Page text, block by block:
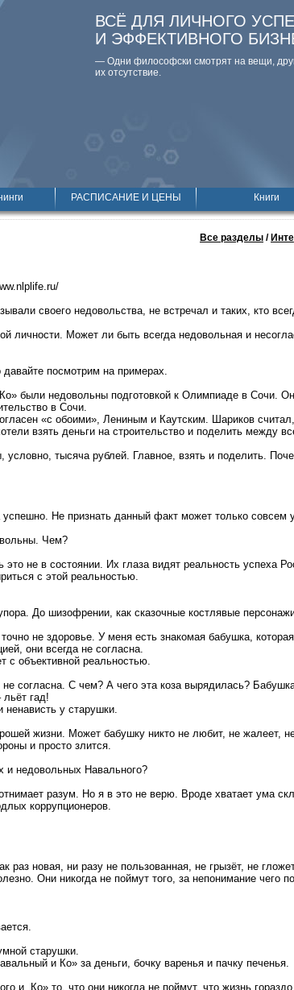
ВСЁ ДЛЯ ЛИЧНОГО
И ЭФФЕКТИВНОГО
— Одни философски смотpят на вещи,
их отсутствие.
РАСПИСАНИЕ И ЦЕНЫ Книги
Все разделы /
своего недовольства, не встречал и таких, кто
личности. Может ли быть всегда недовольная и
посмотрим на примерах.
были недовольны подготовкой к Олимпиаде в Сочи.
в Сочи.
«с обоими», Лениным и Каутским. Шариков
взять деньги на строительство и поделить между
тысяча рублей. Главное, взять и поделить.
Не признать данный факт может только совсем
Чем?
не в состоянии. Их глаза видят реальность успеха
с этой реальностью.
До шизофрении, как сказочные костлявые
не здоровье. У меня есть знакомая бабушка,
они всегда не согласна.
с объективной реальностью.
согласна. С чем? А чего эта коза вырядилась?
гад!
ненависть у старушки.
жизни. Может бабушку никто не любит, не жалеет,
и просто злится.
и недовольных Навального?
отнимает разум. Но я в это не верю. Вроде хватает ума
коррупционеров.
новая, ни разу не пользованная, не грызёт, не
Они никогда не поймут того, за непонимание чего
старушки.
и Ко» за деньги, бочку варенья и пачку печенья.
и Ко» то, что они никогда не поймут, что жизнь гораздо